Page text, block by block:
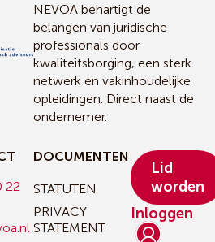
NEVOA behartigt de
belangen van juridische
professionals door
kwaliteitsborging, een sterk
netwerk en vakinhoudelijke
opleidingen. Direct naast de
ondernemer.
22
DOCUMENTEN
STATUTEN
PRIVACY
STATEMENT
Inloggen
Lid
worden